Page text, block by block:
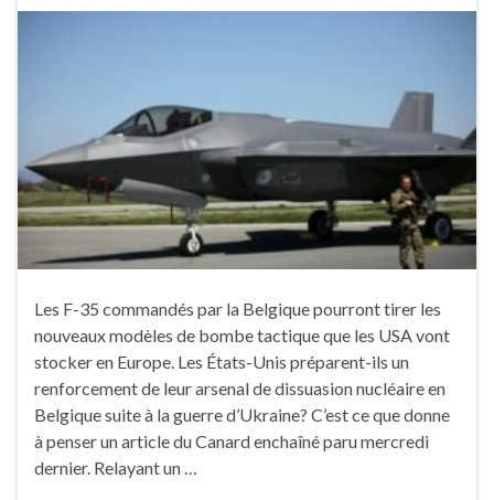
Les F-35 commandés par la Belgique pourront tirer les
nouveaux modèles de bombe tactique que les USA vont
stocker en Europe. Les États-Unis préparent-ils un
renforcement de leur arsenal de dissuasion nucléaire en
Belgique suite à la guerre d’Ukraine? C’est ce que donne
à penser un article du Canard enchaîné paru mercredi
dernier. Relayant un …